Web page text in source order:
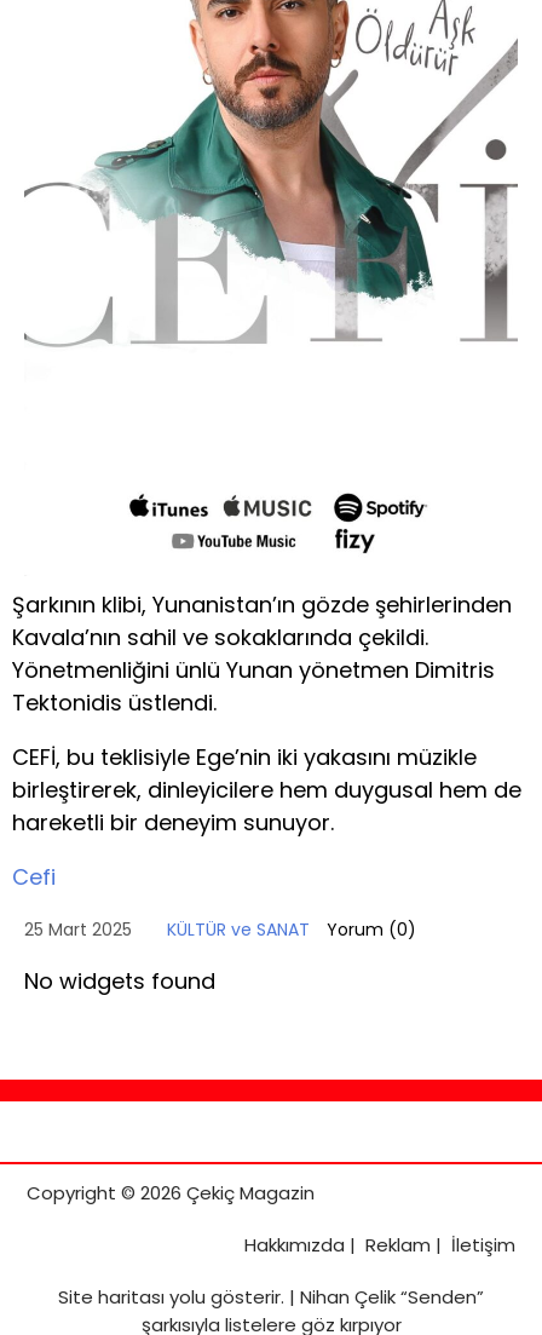
Şarkının klibi, Yunanistan’ın gözde şehirlerinden
Kavala’nın sahil ve sokaklarında çekildi.
Yönetmenliğini ünlü Yunan yönetmen Dimitris
Tektonidis üstlendi.
CEFİ, bu teklisiyle Ege’nin iki yakasını müzikle
birleştirerek, dinleyicilere hem duygusal hem de
hareketli bir deneyim sunuyor.
Cefi
25 Mart 2025 KÜLTÜR ve SANAT Yorum (0)
No widgets found
Copyright © 2026 Çekiç Magazin
Hakkımızda | Reklam | İletişim
Site haritasıyolu gösterir. | Nihan Çelik “Senden”
şarkısıyla listelere göz kırpıyor